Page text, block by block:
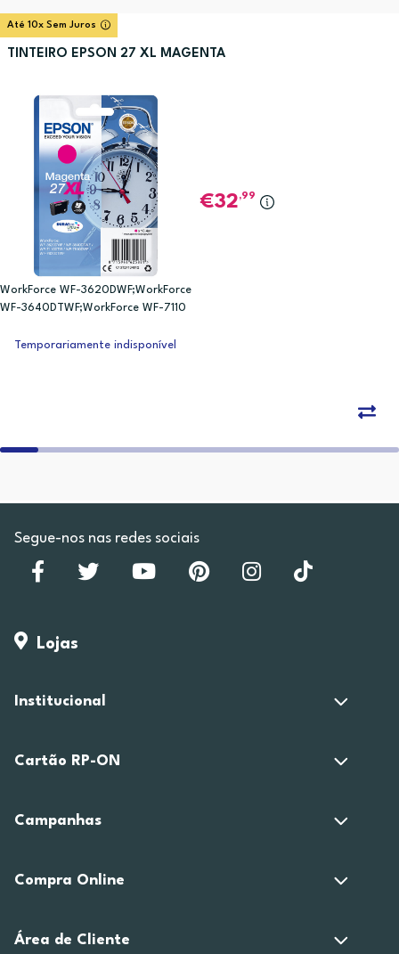
Até 10x Sem Juros
TINTEIRO EPSON 27 XL MAGENTA
WorkForce WF-3620DWF;WorkForce
WF-3640DTWF;WorkForce WF-7110
32,99
Temporariamente indisponível
Segue-nos nas redes sociais
Lojas
Institucional
Cartão RP-ON
Campanhas
Compra Online
Área de Cliente